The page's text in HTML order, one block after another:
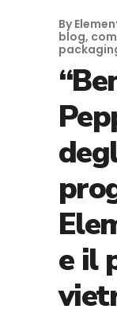
By
blog,
e il